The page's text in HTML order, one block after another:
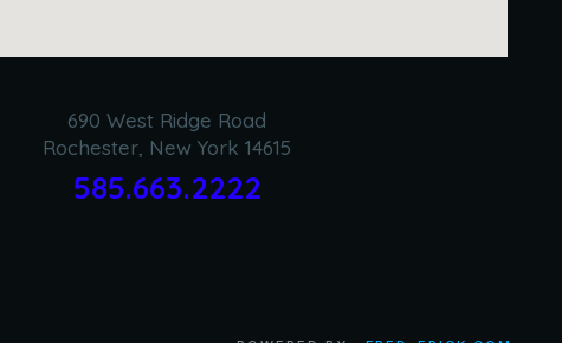
690 West Ridge Road
Rochester, New York 14615
585.663.2222